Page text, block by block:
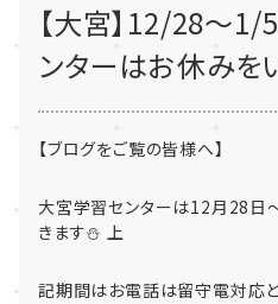
【大宮】12/28～
ンターはお休みを
【ブログをご覧の皆様へ】
大宮学習センターは12月28日
きます⛄ 上
記期間はお電話は留守電対応と